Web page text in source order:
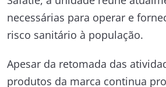
necessárias para operar e
risco sanitário à população.
Apesar da retomada das
produtos da marca continua